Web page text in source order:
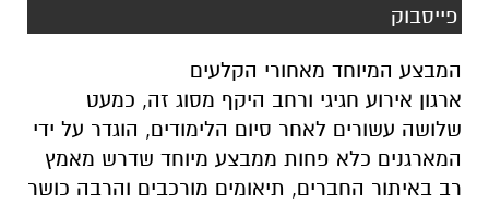
פייסבוק
המבצע המיוחד מאחורי הקלעים
ארגון אירוע חגיגי ורחב היקף מסוג זה, כמעט
שלושה עשורים לאחר סיום הלימודים, הוגדר על ידי
המארגנים כלא פחות ממבצע מיוחד שדרש מאמץ
רב באיתור החברים, תיאומים מורכבים והרבה כושר